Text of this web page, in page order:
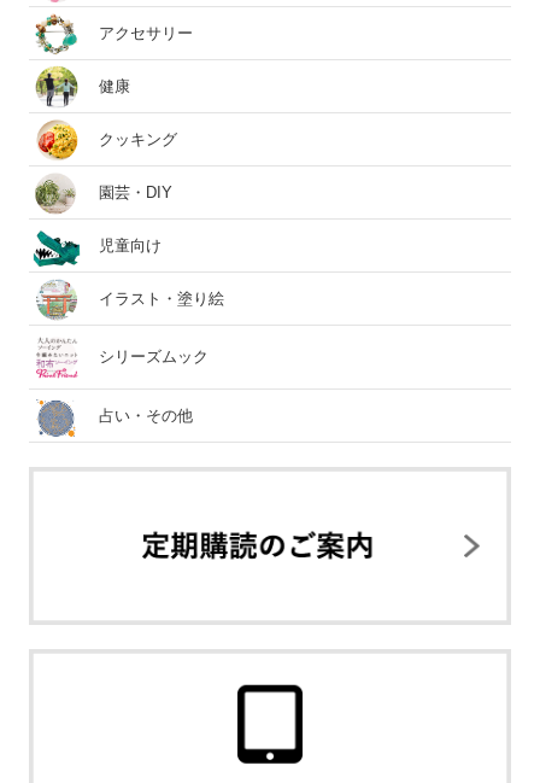
アクセサリー
健康
クッキング
園芸・DIY
児童向け
イラスト・塗り絵
シリーズムック
占い・その他